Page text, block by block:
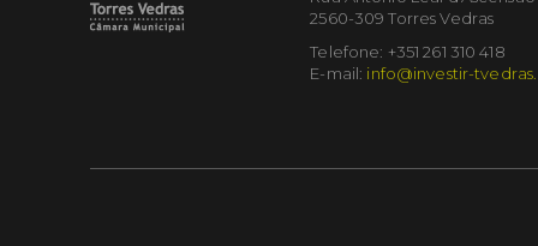
2560-309 Torres Vedras
Telefone: +351 261 310 418
E-mail: info@investir-